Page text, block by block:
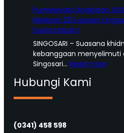
Purnawiyata Angkatan
Melepas 221 Lulusan
Dunia Industri
SINGOSARI – Suasana
kebanggaan menyelimuti
Singosari… Read more
Hubungi Kami
(0341) 458 598